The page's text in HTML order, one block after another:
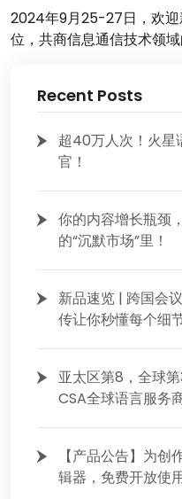
2024年9月25-27日，欢迎
位，共商信息通信技术领域
Recent Posts
超40万人次！火星
官！
你的内容增长瓶颈
的“沉默市场”里！
新品速览 | 跨国会
传让你秒懂每个细
亚太区第8，全球
CSA全球语言服务
【产品公告】为
辑器，免费开放使